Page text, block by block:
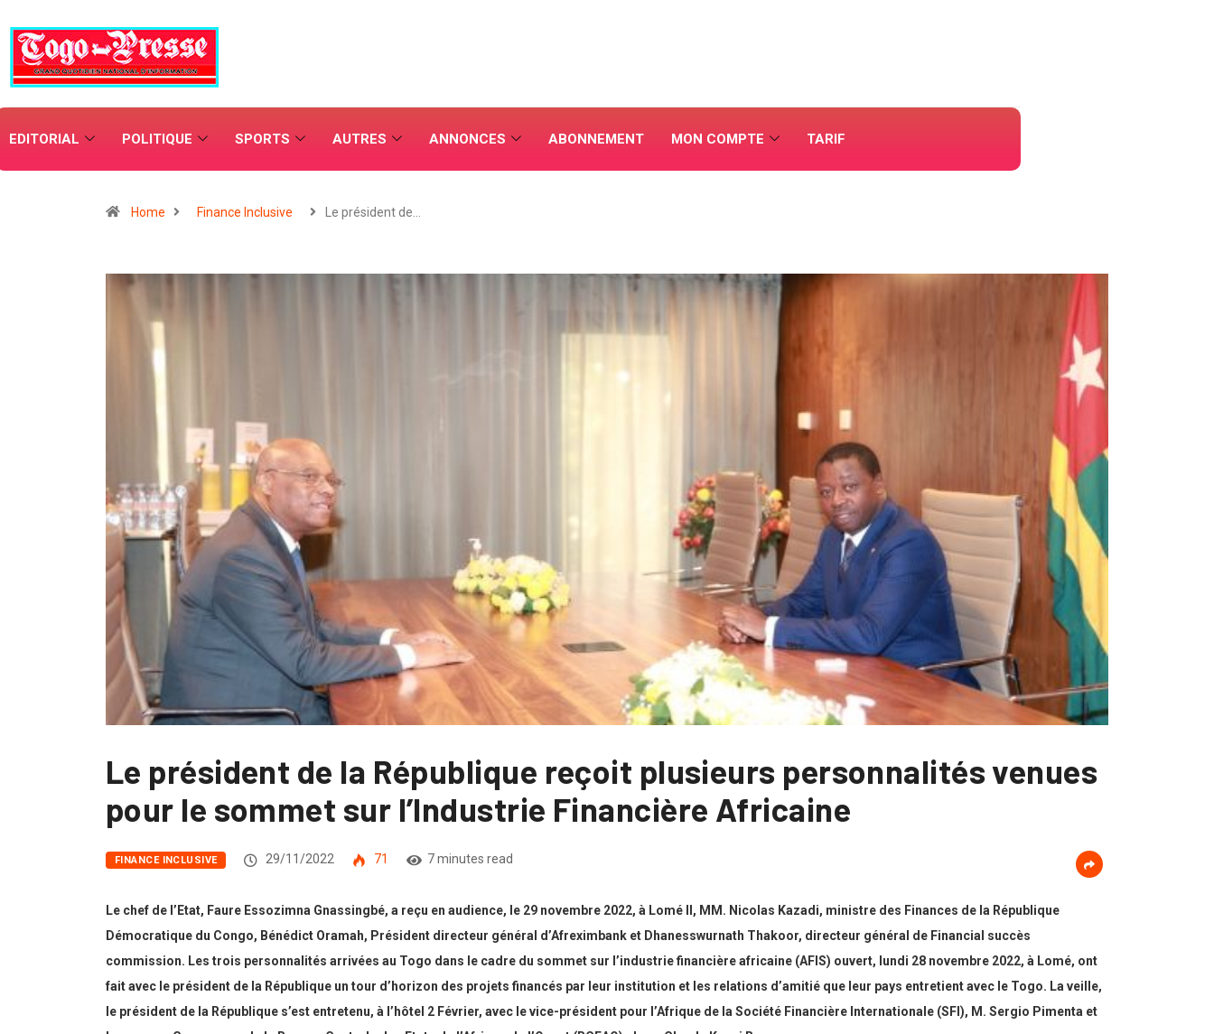
EDITORIAL POLITIQUE SPORTS AUTRES ANNONCES ABONNEMENT MON COMPTE TARIF
Home Finance Inclusive Le président de…
Le président de la République reçoit plusieurs personnalités venues
pour le sommet sur l’Industrie Financière Africaine
FINANCE INCLUSIVE 29/11/2022 71 7 minutes read
Le chef de l’Etat, Faure Essozimna Gnassingbé, a reçu en audience, le 29 novembre 2022, à Lomé II, MM. Nicolas Kazadi, ministre des Finances de la République
Démocratique du Congo, Bénédict Oramah, Président directeur général d’Afreximbank et Dhanesswurnath Thakoor, directeur général de Financial succès
commission. Les trois personnalités arrivées au Togo dans le cadre du sommet sur l’industrie financière africaine (AFIS) ouvert, lundi 28 novembre 2022, à Lomé, ont
fait avec le président de la République un tour d’horizon des projets financés par leur institution et les relations d’amitié que leur pays entretient avec le Togo. La veille,
le président de la République s’est entretenu, à l’hôtel 2 Février, avec le vice-président pour l’Afrique de la Société Financière Internationale (SFI), M. Sergio Pimenta et